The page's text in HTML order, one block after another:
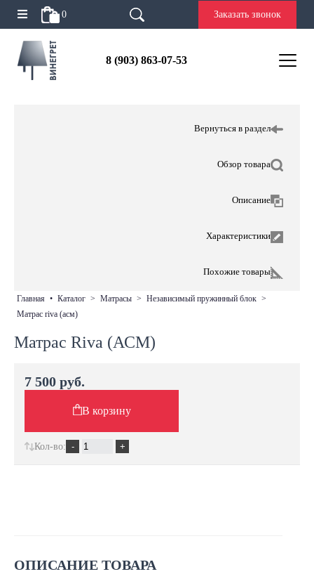
0 Заказать звонок
8 (903) 863-07-53
Вернуться в раздел
Обзор товара
Описание
Характеристики
Похожие товары
главная • каталог > матрасы > независимый пружинный блок >
матрас riva (асм)
Матрас Riva (АСМ)
ОПИСАНИЕ ТОВАРА
7 500 руб.
В корзину
Кол-во: